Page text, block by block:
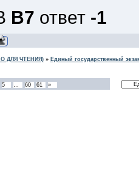
В7 ответ -1
ДЛЯ ЧТЕНИЯ)» Единый государственный
5 … 60 61 »